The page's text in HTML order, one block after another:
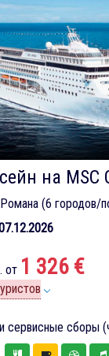
на MSC
(6 городов/
от 1 326 €
и сервисные сборы